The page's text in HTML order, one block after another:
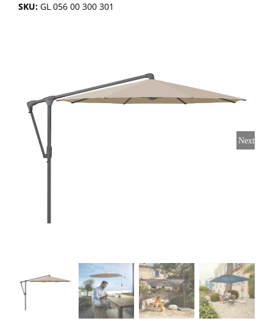
Muurparasols
Schaduwdoeken
Parasolvoeten
Balkonklemmen
Beschermhoezen
SKU: GL 056 00 300 301
Next